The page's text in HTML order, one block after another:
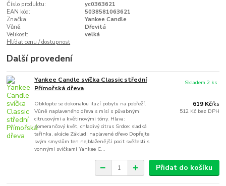
Číslo produktu:
yc0363621
EAN kód:
5038581063621
Značka:
Yankee Candle
Vůně:
Dřevitá
Velikost:
velká
Hlídat cenu / dostupnost
Další provedení
Yankee Candle svíčka Classic střední
Přímořská dřeva
Obklopte se dokonalou iluzí pobytu na pobřeží.
Vůně naplaveného dřeva s mísí s půvabnými
citrusovými a květinovými tóny. Hlava:
pomerančový květ, chladivý citrus Srdce: sladká
tařinka, akácie Základ: naplavené dřevo Dopřejte
svým smyslům ten nejblaženější pocit svěžesti s
vonnými svíčkami Yankee C...
619 Kč/ks
512 Kč bez DPH
Skladem 2 ks
Přidat do košíku